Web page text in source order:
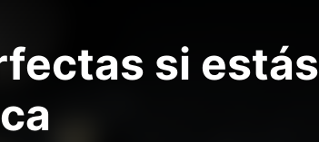
si estás